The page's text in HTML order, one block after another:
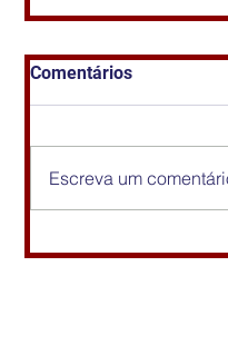
Comentários
Escreva um